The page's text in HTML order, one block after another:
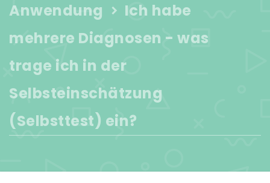
Anwendung
Ich habe
mehrere Diagnosen - was
trage ich in der
Selbsteinschätzung
(Selbsttest) ein?